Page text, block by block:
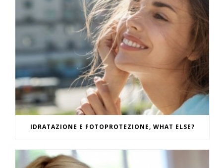
IDRATAZIONE E FOTOPROTEZIONE, WHAT ELSE?